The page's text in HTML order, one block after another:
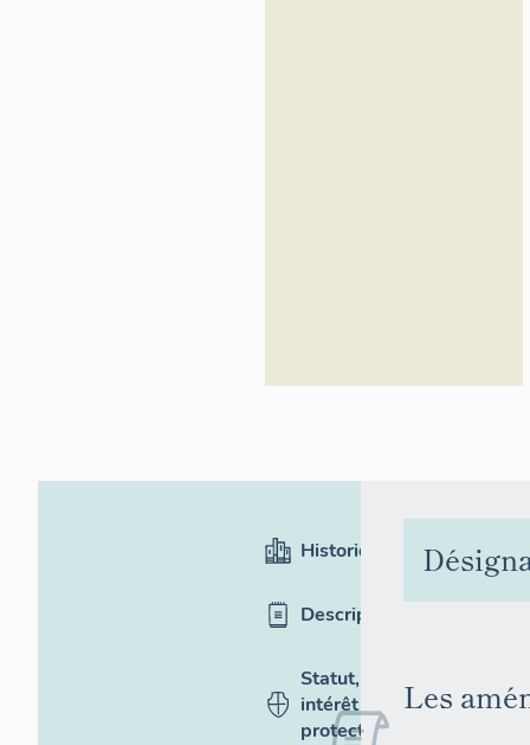
Historique
Description
Statut,
intérêt et
protection
Les